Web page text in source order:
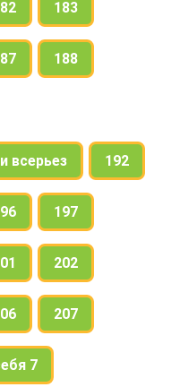
183
188
всерьез 192
197
202
207
7